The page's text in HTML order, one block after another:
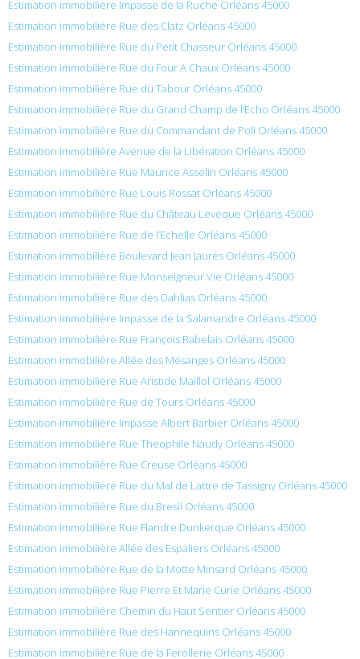
Estimation immobilière Impasse de la Ruche Orléans 45000
Estimation immobilière Rue des Clatz Orléans 45000
Estimation immobilière Rue du Petit Chasseur Orléans 45000
Estimation immobilière Rue du Four A Chaux Orléans 45000
Estimation immobilière Rue du Tabour Orléans 45000
Estimation immobilière Rue du Grand Champ de l’Echo Orléans 45000
Estimation immobilière Rue du Commandant de Poli Orléans 45000
Estimation immobilière Avenue de la Libération Orléans 45000
Estimation immobilière Rue Maurice Asselin Orléans 45000
Estimation immobilière Rue Louis Rossat Orléans 45000
Estimation immobilière Rue du Château Leveque Orléans 45000
Estimation immobilière Rue de l’Echelle Orléans 45000
Estimation immobilière Boulevard Jean Jaurès Orléans 45000
Estimation immobilière Rue Monseigneur Vie Orléans 45000
Estimation immobilière Rue des Dahlias Orléans 45000
Estimation immobilière Impasse de la Salamandre Orléans 45000
Estimation immobilière Rue François Rabelais Orléans 45000
Estimation immobilière Allée des Mésanges Orléans 45000
Estimation immobilière Rue Aristide Maillol Orléans 45000
Estimation immobilière Rue de Tours Orléans 45000
Estimation immobilière Impasse Albert Barbier Orléans 45000
Estimation immobilière Rue Theophile Naudy Orléans 45000
Estimation immobilière Rue Creuse Orléans 45000
Estimation immobilière Rue du Mal de Lattre de Tassigny Orléans 45000
Estimation immobilière Rue du Bresil Orléans 45000
Estimation immobilière Rue Flandre Dunkerque Orléans 45000
Estimation immobilière Allée des Espaliers Orléans 45000
Estimation immobilière Rue de la Motte Minsard Orléans 45000
Estimation immobilière Rue Pierre Et Marie Curie Orléans 45000
Estimation immobilière Chemin du Haut Sentier Orléans 45000
Estimation immobilière Rue des Hannequins Orléans 45000
Estimation immobilière Rue de la Ferollerie Orléans 45000